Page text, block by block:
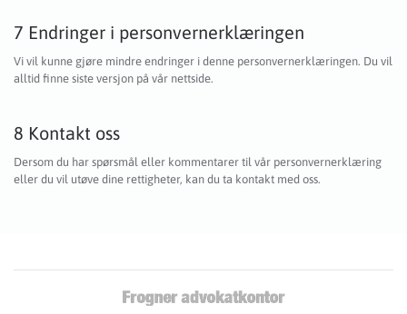
7 Endringer i personvernerklæringen
Vi vil kunne gjøre mindre endringer i denne personvernerklæringen. Du vil
alltid finne siste versjon på vår nettside.
8 Kontakt oss
Dersom du har spørsmål eller kommentarer til vår personvernerklæring
eller du vil utøve dine rettigheter, kan du ta kontakt med oss.